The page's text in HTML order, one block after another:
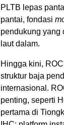
PLTB lepas
pantai, fondasi
pendukung yang
laut dalam.
Hingga kini,
struktur baja
internasional.
penting, seperti
pertama di